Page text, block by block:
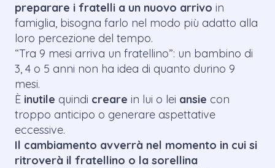
preparare i fratelli a un nuovo arrivo in
famiglia, bisogna farlo nel modo più adatto alla
loro percezione del tempo.
“Tra 9 mesi arriva un fratellino”: un bambino di
3, 4 o 5 anni non ha idea di quanto durino 9
mesi.
È inutile quindi creare in lui o lei ansie con
troppo anticipo o generare aspettative
eccessive.
Il cambiamento avverrà nel momento in cui si
ritroverà il fratellino o la sorellina